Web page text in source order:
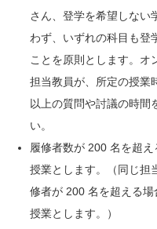
さん、登学を希望しない
わず、いずれの科目も登
ことを原則とします。オ
担当教員が、所定の授業
以上の質問や討議の時間
い。
履修者数が 200 名を超
授業とします。（同じ担
修者が 200 名を超える
授業とします。）